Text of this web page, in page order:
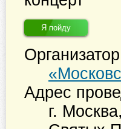
Я пойду
Организатор
Адрес
г. Москва,